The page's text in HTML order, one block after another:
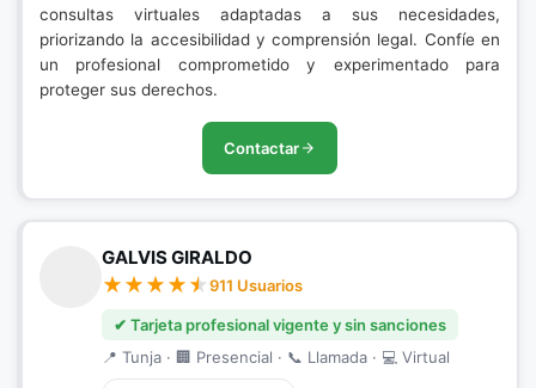
consultas virtuales adaptadas a sus necesidades,
priorizando la accesibilidad y comprensión legal. Confíe en
un profesional comprometido y experimentado para
proteger sus derechos.
Contactar
GALVIS GIRALDO
911 Usuarios
✔ Tarjeta profesional vigente y sin sanciones
📍 Tunja · 🏢 Presencial · 📞 Llamada · 💻 Virtual